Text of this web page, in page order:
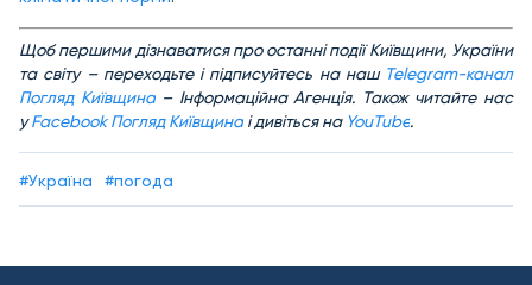
Щоб першими дізнаватися про останні події Київщини, України
та світу – переходьте і підписуйтесь на наш Telegram-канал
Погляд Київщина– Інформаційна Агенція. Також читайте нас
уFacebook Погляд Київщина і дивіться на YouTube.
#Україна #погода